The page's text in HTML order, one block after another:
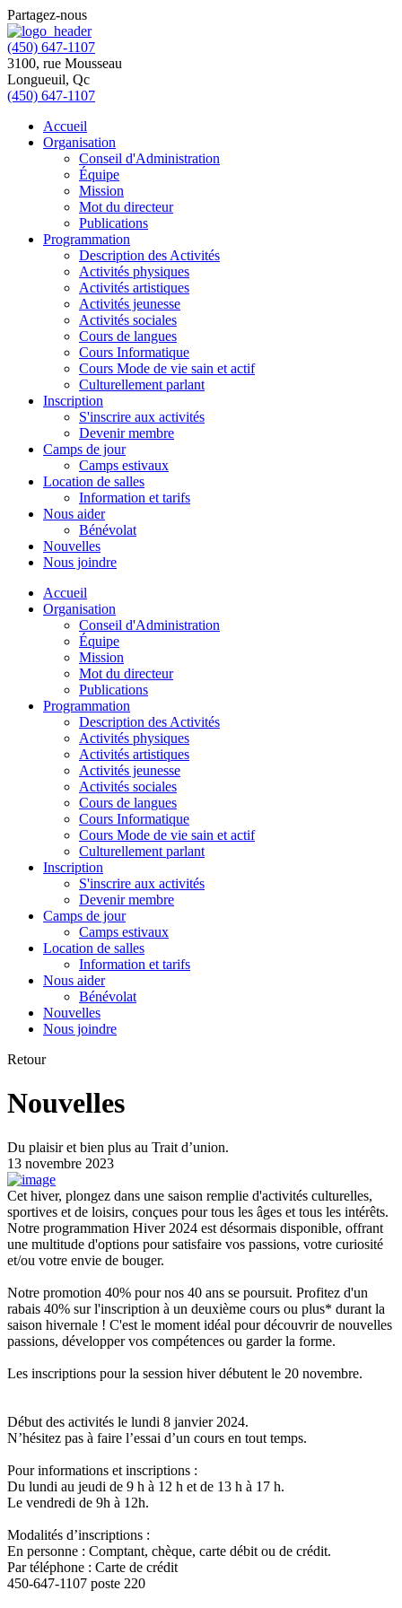
Partagez-nous
(450) 647-1107
3100, rue Mousseau
Longueuil, Qc
(450) 647-1107
Accueil
Organisation
Conseil d'Administration
Équipe
Mission
Mot du directeur
Publications
Programmation
Description des Activités
Activités physiques
Activités artistiques
Activités jeunesse
Activités sociales
Cours de langues
Cours Informatique
Cours Mode de vie sain et actif
Culturellement parlant
Inscription
S'inscrire aux activités
Devenir membre
Camps de jour
Camps estivaux
Location de salles
Information et tarifs
Nous aider
Bénévolat
Nouvelles
Nous joindre
Accueil
Organisation
Conseil d'Administration
Équipe
Mission
Mot du directeur
Publications
Programmation
Description des Activités
Activités physiques
Activités artistiques
Activités jeunesse
Activités sociales
Cours de langues
Cours Informatique
Cours Mode de vie sain et actif
Culturellement parlant
Inscription
S'inscrire aux activités
Devenir membre
Camps de jour
Camps estivaux
Location de salles
Information et tarifs
Nous aider
Bénévolat
Nouvelles
Nous joindre
Retour
Nouvelles
Du plaisir et bien plus au Trait d’union.
13 novembre 2023
Cet hiver, plongez dans une saison remplie d'activités culturelles,
sportives et de loisirs, conçues pour tous les âges et tous les intérêts.
Notre programmation Hiver 2024 est désormais disponible, offrant
une multitude d'options pour satisfaire vos passions, votre curiosité
et/ou votre envie de bouger.
Notre promotion 40% pour nos 40 ans se poursuit. Profitez d'un
rabais 40% sur l'inscription à un deuxième cours ou plus* durant la
saison hivernale ! C'est le moment idéal pour découvrir de nouvelles
passions, développer vos compétences ou garder la forme.
Les inscriptions pour la session hiver débutent le 20 novembre.
Début des activités le lundi 8 janvier 2024.
N’hésitez pas à faire l’essai d’un cours en tout temps.
Pour informations et inscriptions :
Du lundi au jeudi de 9 h à 12 h et de 13 h à 17 h.
Le vendredi de 9h à 12h.
Modalités d’inscriptions :
En personne : Comptant, chèque, carte débit ou de crédit.
Par téléphone : Carte de crédit
450-647-1107 poste 220